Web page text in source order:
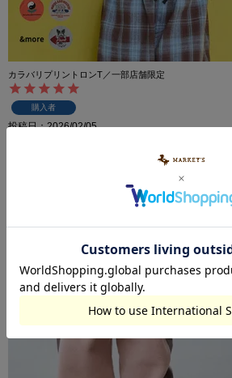
カラバリプリントロンT／一部店舗限定
購入者
投稿日 2026/02/05